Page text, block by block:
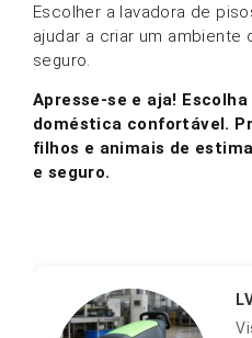
Escolher a lavadora de
ajudar a criar um ambiente
seguro.
Apresse-se e aja!
doméstica confortável.
filhos e animais de
e seguro.